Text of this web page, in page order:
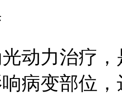
动力治疗
病变部位